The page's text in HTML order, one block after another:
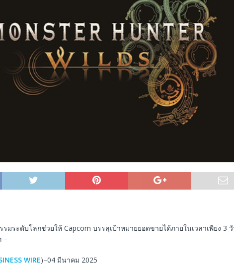
รมระดับโลกช่วยให้ Capcom บรรลุเป้าหมายยอดขายได้ภายในเวลาเพียง 3
–
WIRE)–04 มีนาคม 2025